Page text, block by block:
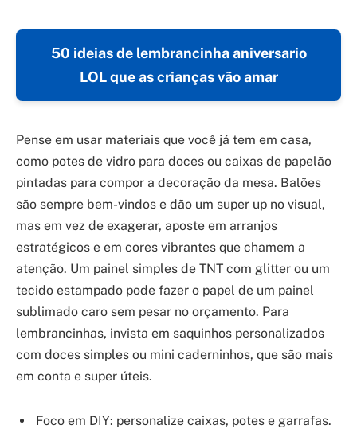
50 ideias de lembrancinha aniversario
LOL que as crianças vão amar
Pense em usar materiais que você já tem em casa,
como potes de vidro para doces ou caixas de papelão
pintadas para compor a decoração da mesa. Balões
são sempre bem-vindos e dão um super up no visual,
mas em vez de exagerar, aposte em arranjos
estratégicos e em cores vibrantes que chamem a
atenção. Um painel simples de TNT com glitter ou um
tecido estampado pode fazer o papel de um painel
sublimado caro sem pesar no orçamento. Para
lembrancinhas, invista em saquinhos personalizados
com doces simples ou mini caderninhos, que são mais
em conta e super úteis.
Foco em DIY: personalize caixas, potes e garrafas.